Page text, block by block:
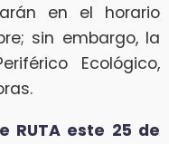
en el horario
sin embargo, la
Ecológico,
RUTA este 25 de